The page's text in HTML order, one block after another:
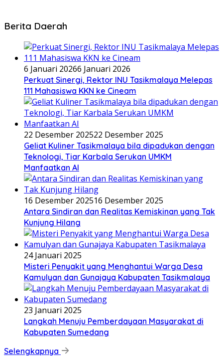
Berita Daerah
6 Januari 20266 Januari 2026
Perkuat Sinergi, Rektor INU Tasikmalaya Melepas
111 Mahasiswa KKN ke Cineam
22 Desember 202522 Desember 2025
Geliat Kuliner Tasikmalaya bila dipadukan dengan
Teknologi, Tiar Karbala Serukan UMKM
Manfaatkan AI
16 Desember 202516 Desember 2025
Antara Sindiran dan Realitas Kemiskinan yang Tak
Kunjung Hilang
24 Januari 2025
Misteri Penyakit yang Menghantui Warga Desa
Kamulyan dan Gunajaya Kabupaten Tasikmalaya
23 Januari 2025
Langkah Menuju Pemberdayaan Masyarakat di
Kabupaten Sumedang
Selengkapnya